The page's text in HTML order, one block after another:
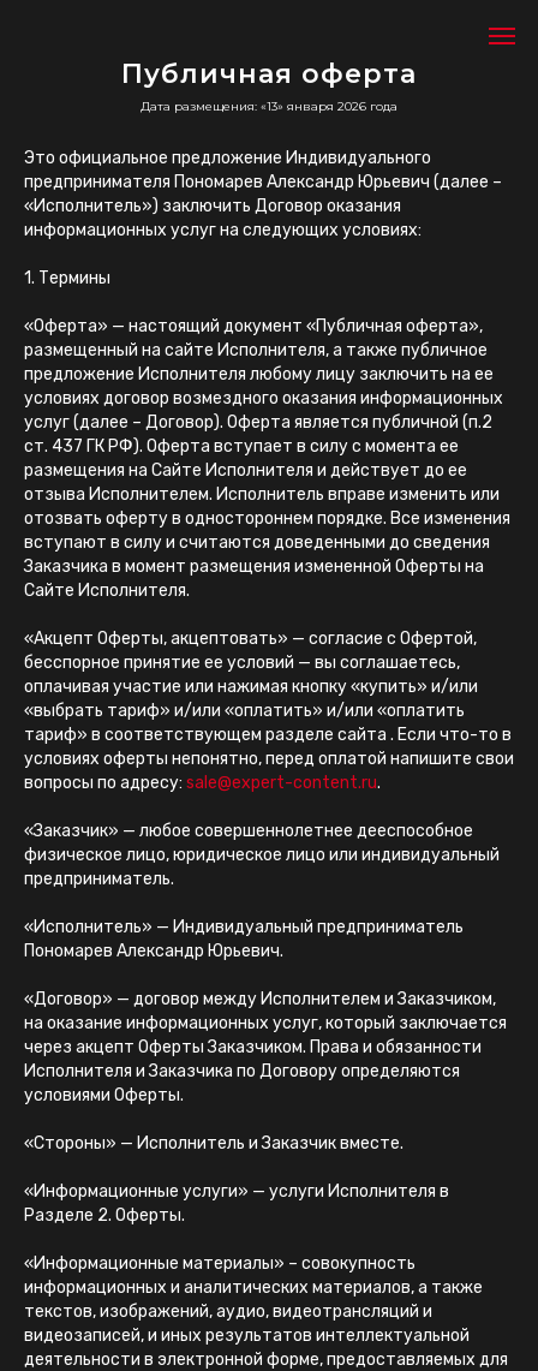
Публичная оферта
Дата размещения: «13» января 2026 года
Это официальное предложение Индивидуального
предпринимателя Пономарев Александр Юрьевич (далее –
«Исполнитель») заключить Договор оказания
информационных услуг на следующих условиях:
1. Термины
«Оферта» — настоящий документ «Публичная оферта»,
размещенный на сайте Исполнителя, а также публичное
предложение Исполнителя любому лицу заключить на ее
условиях договор возмездного оказания информационных
услуг (далее – Договор). Оферта является публичной (п.2
ст. 437 ГК РФ). Оферта вступает в силу с момента ее
размещения на Сайте Исполнителя и действует до ее
отзыва Исполнителем. Исполнитель вправе изменить или
отозвать оферту в одностороннем порядке. Все изменения
вступают в силу и считаются доведенными до сведения
Заказчика в момент размещения измененной Оферты на
Сайте Исполнителя.
«Акцепт Оферты, акцептовать» — согласие с Офертой,
бесспорное принятие ее условий — вы соглашаетесь,
оплачивая участие или нажимая кнопку «купить» и/или
«выбрать тариф» и/или «оплатить» и/или «оплатить
тариф» в соответствующем разделе сайта . Если что-то в
условиях оферты непонятно, перед оплатой напишите свои
вопросы по адресу: sale@expert-content.ru.
«Заказчик» — любое совершеннолетнее дееспособное
физическое лицо, юридическое лицо или индивидуальный
предприниматель.
«Исполнитель» — Индивидуальный предприниматель
Пономарев Александр Юрьевич.
«Договор» — договор между Исполнителем и Заказчиком,
на оказание информационных услуг, который заключается
через акцепт Оферты Заказчиком. Права и обязанности
Исполнителя и Заказчика по Договору определяются
условиями Оферты.
«Стороны» — Исполнитель и Заказчик вместе.
«Информационные услуги» — услуги Исполнителя в
Разделе 2. Оферты.
«Информационные материалы» – совокупность
информационных и аналитических материалов, а также
текстов, изображений, аудио, видеотрансляций и
видеозаписей, и иных результатов интеллектуальной
деятельности в электронной форме, предоставляемых для